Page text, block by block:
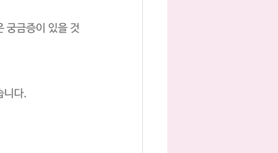
궁금증이 있을 것
니다.